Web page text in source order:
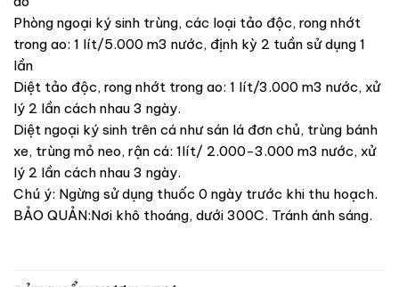
Phòng ngoại ký sinh trùng, các loại tảo độc, rong nhớt
trong ao: 1 lít/5.000 m3 nước, định kỳ 2 tuần sử dụng 1
lần
Diệt tảo độc, rong nhớt trong ao: 1 lít/3.000 m3 nước, xử
lý 2 lần cách nhau 3 ngày.
Diệt ngoại ký sinh trên cá như sán lá đơn chủ, trùng bánh
xe, trùng mỏ neo, rận cá: 1lít/ 2.000-3.000 m3 nước, xử
lý 2 lần cách nhau 3 ngày.
Chú ý: Ngừng sử dụng thuốc 0 ngày trước khi thu hoạch.
BẢO QUẢN:Nơi khô thoáng, dưới 300C. Tránh ánh sáng.